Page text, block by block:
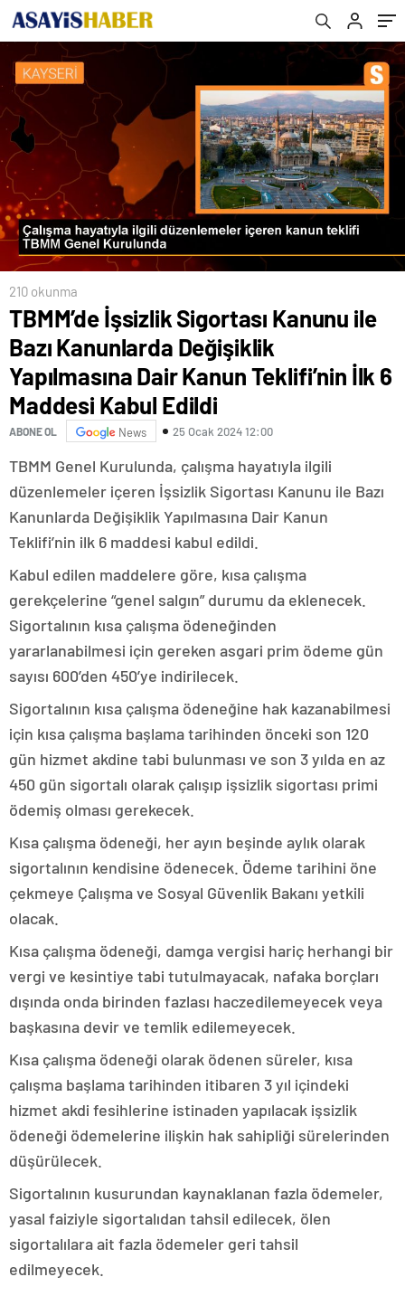
Kanun Teklifi’nin İlk 6 Maddesi Kabul Edildi
210 okunma
TBMM’de İşsizlik Sigortası Kanunu ile
Bazı Kanunlarda Değişiklik
Yapılmasına Dair Kanun Teklifi’nin İlk 6
Maddesi Kabul Edildi
ABONE OL News 25 Ocak 2024 12:00
TBMM Genel Kurulunda, çalışma hayatıyla ilgili
düzenlemeler içeren İşsizlik Sigortası Kanunu ile Bazı
Kanunlarda Değişiklik Yapılmasına Dair Kanun
Teklifi’nin ilk 6 maddesi kabul edildi.
Kabul edilen maddelere göre, kısa çalışma
gerekçelerine “genel salgın” durumu da eklenecek.
Sigortalının kısa çalışma ödeneğinden
yararlanabilmesi için gereken asgari prim ödeme gün
sayısı 600’den 450’ye indirilecek.
Sigortalının kısa çalışma ödeneğine hak kazanabilmesi
için kısa çalışma başlama tarihinden önceki son 120
gün hizmet akdine tabi bulunması ve son 3 yılda en az
450 gün sigortalı olarak çalışıp işsizlik sigortası primi
ödemiş olması gerekecek.
Kısa çalışma ödeneği, her ayın beşinde aylık olarak
sigortalının kendisine ödenecek. Ödeme tarihini öne
çekmeye Çalışma ve Sosyal Güvenlik Bakanı yetkili
olacak.
Kısa çalışma ödeneği, damga vergisi hariç herhangi bir
vergi ve kesintiye tabi tutulmayacak, nafaka borçları
dışında onda birinden fazlası haczedilemeyecek veya
başkasına devir ve temlik edilemeyecek.
Kısa çalışma ödeneği olarak ödenen süreler, kısa
çalışma başlama tarihinden itibaren 3 yıl içindeki
hizmet akdi fesihlerine istinaden yapılacak işsizlik
ödeneği ödemelerine ilişkin hak sahipliği sürelerinden
düşürülecek.
Sigortalının kusurundan kaynaklanan fazla ödemeler,
yasal faiziyle sigortalıdan tahsil edilecek, ölen
sigortalılara ait fazla ödemeler geri tahsil
edilmeyecek.